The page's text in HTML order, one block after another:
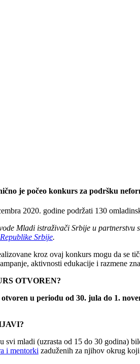
je počeo konkurs za podršku
2020. godine podržati 130
Mladi istraživači Srbije u partnerstvu
Srbije.
kroz ovaj konkurs mogu da se
aktivnosti edukacije i razmene
OTVOREN?
u periodu od 30. jula do 1.
svi mladi (uzrasta od 15 do 30 godina)
i mentorki zaduženih za njihov okrug